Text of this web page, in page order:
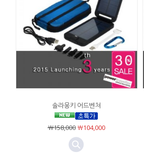
솔라몽키 어드벤쳐
￦158,000￦104,000